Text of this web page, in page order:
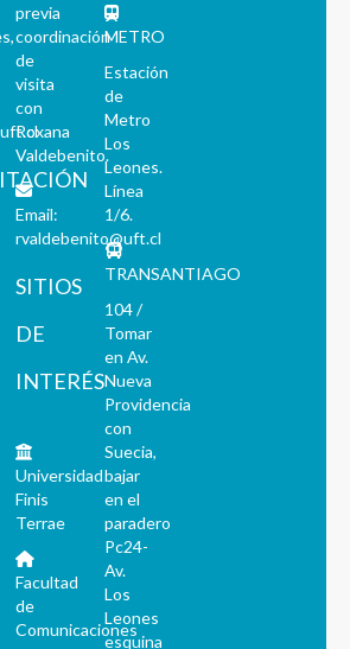
previa
coordinación
de
visita
con
Roxana
Valdebenito.
Email:
rvaldebenito@uft.cl
SITIOS
DE
INTERÉS
Universidad
Finis
Terrae
Facultad
de
Comunicaciones
METRO
Estación
de
Metro
Los
Leones.
Línea
1/6.
TRANSANTIAGO
104 /
Tomar
en Av.
Nueva
Providencia
con
Suecia,
bajar
en el
paradero
Pc24-
Av.
Los
Leones
esquina